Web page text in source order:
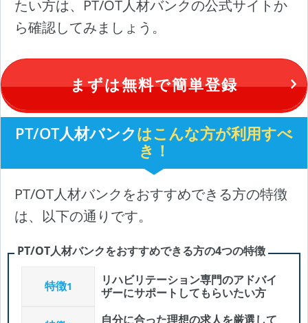
たい方は、PT/OT人材バンクの公式サイトか
ら確認してみましょう。
まずは無料で簡単登録
PT/OT人材バンクはこんな方が利用すべ
き！
PT/OT人材バンクをおすすめできる方の特徴
は、以下の通りです。
PT/OT人材バンクをおすすめできる方の4つの特徴
特徴1
リハビリテーション専門のアドバイ
ザーにサポートしてもらいたい方
自分に合った理想の求人を厳選して